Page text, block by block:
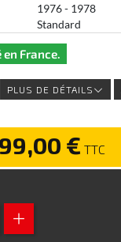
1976 - 1978
Standard
France.
PLUS DE DÉTAILS
99,00 € TTC